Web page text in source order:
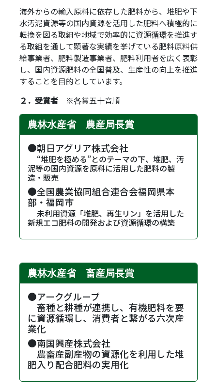
海外からの輸入原料に依存した肥料から、堆肥や下
水汚泥資源等の国内資源を活用した肥料へ積極的に
転換を図る取組や地域で効率的に資源循環を推進す
る取組を通して顕著な実績を挙げている肥料原料供
給事業者、肥料製造事業者、肥料利用者を広く表彰
し、国内資源肥料の全国普及、生産性の向上を推進
することを目的としています。
２．受賞者 ※各賞五十音順
農林水産省 農産局長賞
●朝日アグリア株式会社
“堆肥を極める”とのテーマの下、堆肥、汚
泥等の国内資源を原料に活用した肥料の製
造・販売
●全国農業協同組合連合会福岡県本
部・福岡市
未利用資源「堆肥、再生リン」を活用した
新規エコ肥料の開発および資源循環の構築
農林水産省 畜産局長賞
●アークグループ
畜種と耕種が連携し、有機肥料を要
に資源循環し、消費者と繋がる六次産
業化
●南国興産株式会社
農畜産副産物の資源化を利用した堆
肥入り配合肥料の実用化